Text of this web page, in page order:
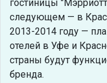
гостиницы
следующем — в
2013-2014 году —
отелей в Уфе и
страны будут
бренда.